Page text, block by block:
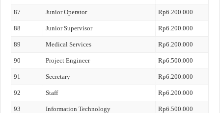
87 Junior Operator Rp6.200.000
88 Junior Supervisor Rp6.200.000
89 Medical Services Rp6.200.000
90 Project Engineer Rp6.500.000
91 Secretary Rp6.200.000
92 Staff Rp6.200.000
93 Information Technology Rp6.500.000